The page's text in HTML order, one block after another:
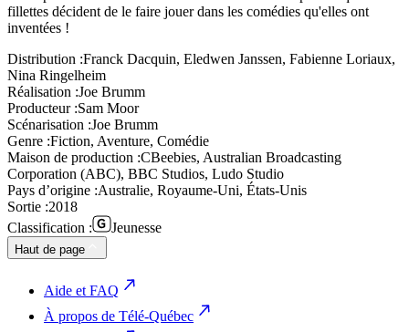
fillettes décident de le faire jouer dans les comédies qu'elles ont
inventées !
Distribution :Franck Dacquin, Eledwen Janssen, Fabienne Loriaux,
Nina Ringelheim
Réalisation :Joe Brumm
Producteur :Sam Moor
Scénarisation :Joe Brumm
Genre :Fiction, Aventure, Comédie
Maison de production :CBeebies, Australian Broadcasting
Corporation (ABC), BBC Studios, Ludo Studio
Pays d’origine :Australie, Royaume-Uni, États-Unis
Sortie :2018
Classification :
Jeunesse
Haut de page
Aide et FAQ
À propos de Télé-Québec